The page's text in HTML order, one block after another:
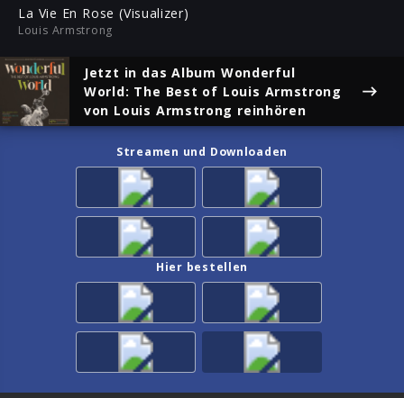
La Vie En Rose (Visualizer)
Louis Armstrong
Jetzt in das Album Wonderful
World: The Best of Louis Armstrong
von Louis Armstrong reinhören
Streamen und Downloaden
Hier bestellen